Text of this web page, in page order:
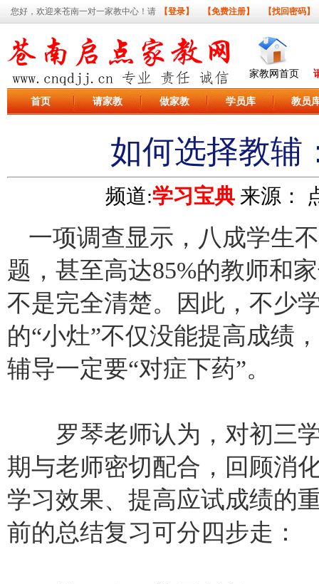
您好，欢迎来苍南一对一家教中心！请 【登录】 【免费注册】 【找回密码】
家教网首页
首页 请家教 做家教 学员库 教员
如何选择教辅
频道:学习宝典 来源：
一项调查显示，八成学生
题，甚至高达85%的教师和
不是完全清楚。因此，不少
的“小灶”不仅没能提高成绩
辅导一定要“对症下药”。
罗琴老师认为，对初三学
期与老师密切配合，回顾消
学习效果、提高应试成绩的
前的总结复习可分四步走：